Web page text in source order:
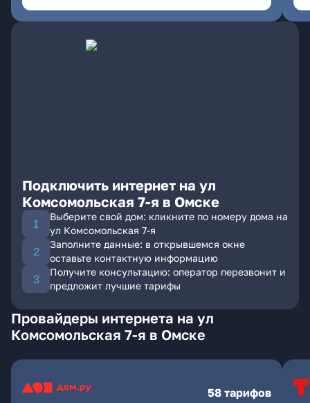
Подключить интернет на ул
Комсомольская 7-я в Омске
Выберите свой дом: кликните по номеру дома на
ул Комсомольская 7-я
Заполните данные: в открывшемся окне
оставьте контактную информацию
Получите консультацию: оператор перезвонит и
предложит лучшие тарифы
Провайдеры интернета на ул
Комсомольская 7-я в Омске
58 тарифов